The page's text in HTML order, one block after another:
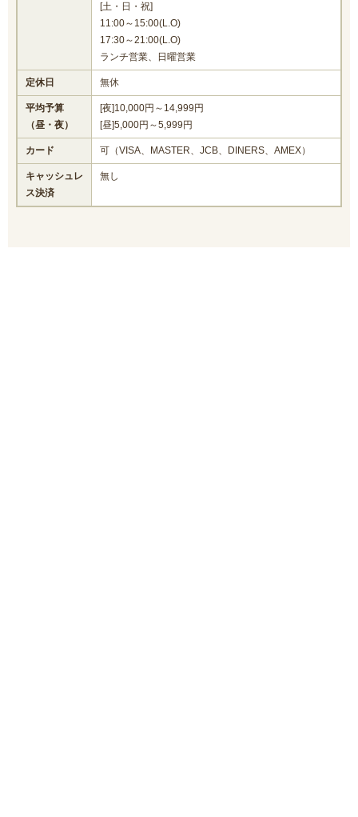
[土・日・祝]
11:00～15:00(L.O)
17:30～21:00(L.O)
ランチ営業、日曜営業
定休日 無休
平均予算
（昼・夜）
[夜]10,000円～14,999円
[昼]5,000円～5,999円
カード 可（VISA、MASTER、JCB、DINERS、AMEX）
キャッシュレ
ス決済
無し